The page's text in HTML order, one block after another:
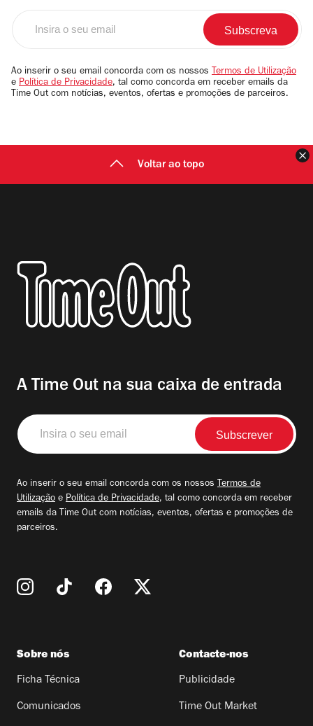
email
Ao inserir o seu email concorda com os nossos Termos de Utilização
e Política de Privacidade, tal como concorda em receber emails da
Time Out com notícias, eventos, ofertas e promoções de parceiros.
Voltar ao topo
A Time Out na sua caixa de entrada
Insira
o
seu
Ao inserir o seu email concorda com os nossos Termos de
Utilização e Política de Privacidade, tal como concorda em receber
emails da Time Out com notícias, eventos, ofertas e promoções de
parceiros.
Sobre nós
Ficha Técnica
Comunicados
Contacte-nos
Publicidade
Time Out Market